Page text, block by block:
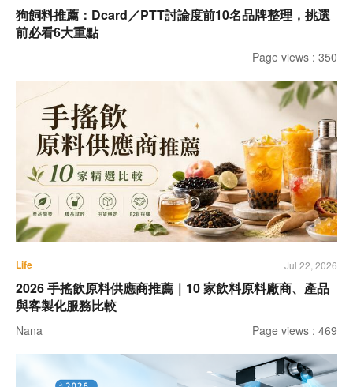
狗飼料推薦：Dcard／PTT討論度前10名品牌整理，挑選
前必看6大重點
Page views : 350
Life Jul 22, 2026
2026 手搖飲原料供應商推薦｜10 家飲料原料廠商、產品
與客製化服務比較
Nana Page views : 469